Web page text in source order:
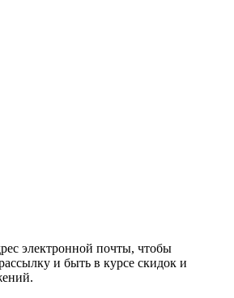
электронной почты, чтобы
и быть в курсе скидок и